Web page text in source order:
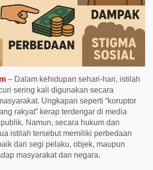
e
c
i
,
e
l
u
s
r
i
P
e
r
b
e
– Dalam kehidupan sehari-hari, istilah
sering kali digunakan secara
Ungkapan seperti “koruptor
rakyat” kerap terdengar di media
Namun, secara hukum dan
istilah tersebut memiliki perbedaan
dari segi pelaku, objek, maupun
masyarakat dan negara.